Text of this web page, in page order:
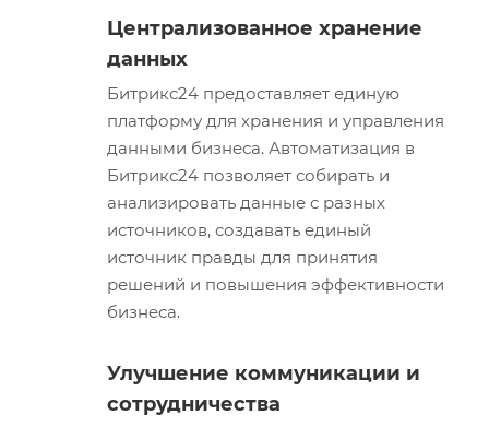
Централизованное хранение
данных
Битрикс24 предоставляет единую
платформу для хранения и управления
данными бизнеса. Автоматизация в
Битрикс24 позволяет собирать и
анализировать данные с разных
источников, создавать единый
источник правды для принятия
решений и повышения эффективности
бизнеса.
Улучшение коммуникации и
сотрудничества